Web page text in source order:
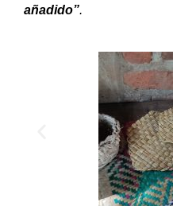
añadido”.